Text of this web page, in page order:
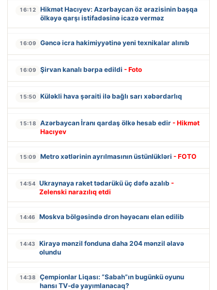
16:12
Hikmət Hacıyev: Azərbaycan öz ərazisinin başqa
ölkəyə qarşı istifadəsinə icazə verməz
16:09 Gəncə icra hakimiyyətinə yeni texnikalar alınıb
16:09 Şirvan kanalı bərpa edildi - Foto
15:50 Küləkli hava şəraiti ilə bağlı sarı xəbərdarlıq
15:18 Azərbaycan İranı qardaş ölkə hesab edir - Hikmət
Hacıyev
15:09 Metro xətlərinin ayrılmasının üstünlükləri - FOTO
14:54 Ukraynaya raket tədarükü üç dəfə azalıb -
Zelenski narazılıq etdi
14:46 Moskva bölgəsində dron həyəcanı elan edilib
14:43
Kirayə mənzil fonduna daha 204 mənzil əlavə
olundu
14:38
Çempionlar Liqası: “Sabah”ın bugünkü oyunu
hansı TV-də yayımlanacaq?